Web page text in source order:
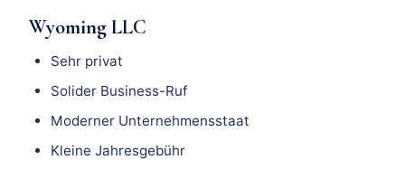
Wyoming LLC
Sehr privat
Solider Business-Ruf
Moderner Unternehmensstaat
Kleine Jahresgebühr